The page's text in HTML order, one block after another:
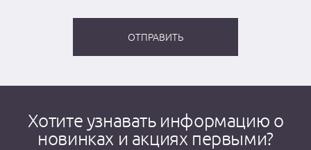
Хотите узнавать информацию о
новинках и акциях первыми?